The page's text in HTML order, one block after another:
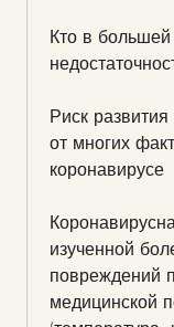
Кто в большей
Риск
от многих
коронавирусе
изученной
повреждений
медицинской